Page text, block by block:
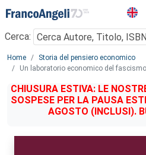
Menu
Cerca:
Main content
Home
Storia del pensiero economico
Un laboratorio economico del fascismo
CHIUSURA ESTIVA: LE
SOSPESE PER LA PAUSA
AGOSTO (INCLUSI).